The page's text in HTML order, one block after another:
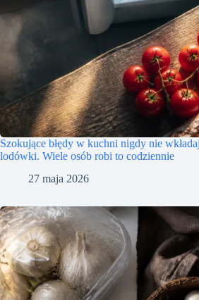
Szokujące błędy w kuchni nigdy nie
lodówki. Wiele osób robi to codziennie
27 maja 2026